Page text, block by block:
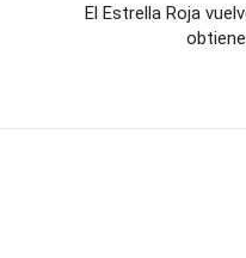
El Estrella Roja